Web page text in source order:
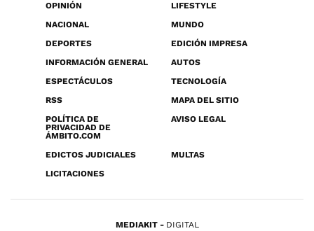
OPINIÓN
LIFESTYLE
NACIONAL
MUNDO
DEPORTES
EDICIÓN IMPRESA
INFORMACIÓN GENERAL
AUTOS
ESPECTÁCULOS
TECNOLOGÍA
RSS
MAPA DEL SITIO
POLÍTICA DE
PRIVACIDAD DE
ÁMBITO.COM
AVISO LEGAL
EDICTOS JUDICIALES
MULTAS
LICITACIONES
MEDIAKIT DIGITAL